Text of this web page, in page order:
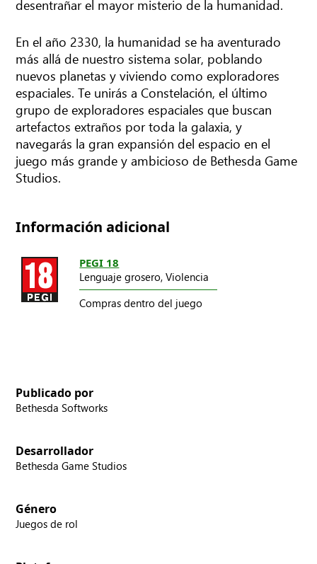
desentrañar el mayor misterio de la humanidad.
En el año 2330, la humanidad se ha aventurado
más allá de nuestro sistema solar, poblando
nuevos planetas y viviendo como exploradores
espaciales. Te unirás a Constelación, el último
grupo de exploradores espaciales que buscan
artefactos extraños por toda la galaxia, y
navegarás la gran expansión del espacio en el
juego más grande y ambicioso de Bethesda Game
Studios.
Información adicional
PEGI 18
Lenguaje grosero, Violencia
Compras dentro del juego
Publicado por
Bethesda Softworks
Desarrollador
Bethesda Game Studios
Género
Juegos de rol